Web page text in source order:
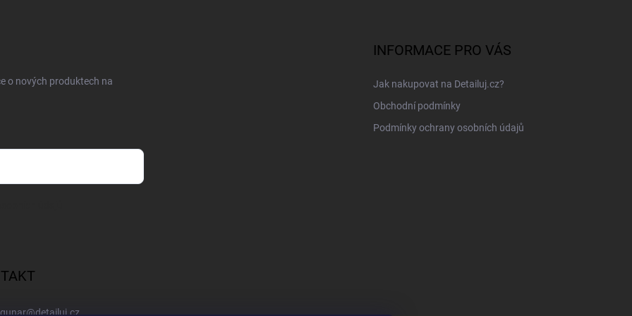
o nových produktech na
INFORMACE PRO VÁS
Jak nakupovat na Detailuj.cz?
Obchodní podmínky
Podmínky ochrany osobních údajů
gunar@detailuj.cz